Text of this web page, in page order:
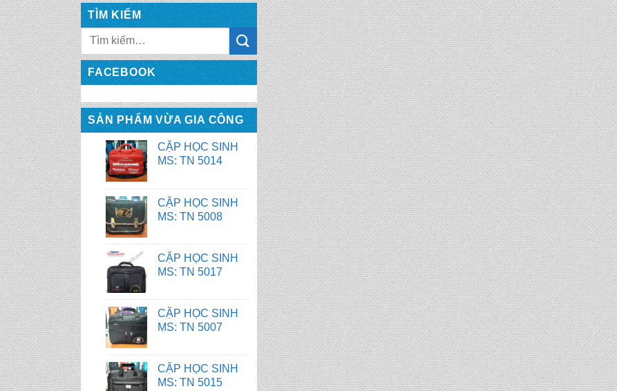
TÌM KIẾM
FACEBOOK
SẢN PHẨM VỪA GIA CÔNG
CẶP HỌC SINH
MS: TN 5014
CẶP HỌC SINH
MS: TN 5008
CẶP HỌC SINH
MS: TN 5017
CẶP HỌC SINH
MS: TN 5007
CẶP HỌC SINH
MS: TN 5015
CẶP HỌC SINH
MS: TN 5014